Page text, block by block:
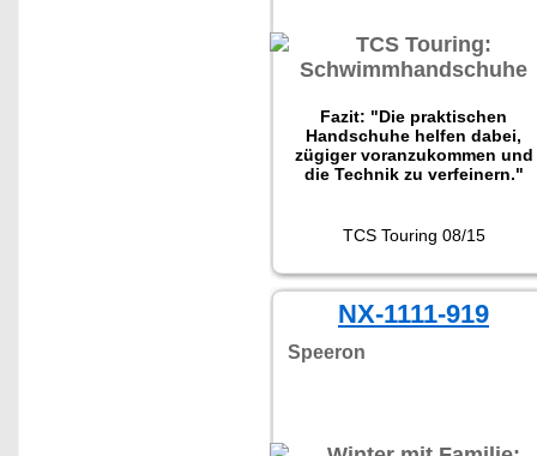
Fazit: "Die praktischen
Handschuhe helfen dabei,
zügiger voranzukommen und
die Technik zu verfeinern."
TCS Touring 08/15
NX-1111-919
Speeron